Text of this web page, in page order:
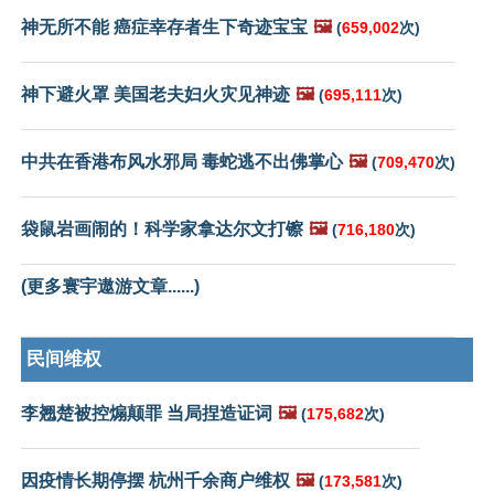
神无所不能 癌症幸存者生下奇迹宝宝 🖼️ (659,002次)
神下避火罩 美国老夫妇火灾见神迹 🖼️ (695,111次)
中共在香港布风水邪局 毒蛇逃不出佛掌心 🖼️ (709,470次)
袋鼠岩画闹的！科学家拿达尔文打镲 🖼️ (716,180次)
(更多寰宇遨游文章......)
民间维权
李翘楚被控煽颠罪 当局捏造证词 🖼️ (175,682次)
因疫情长期停摆 杭州千余商户维权 🖼️ (173,581次)